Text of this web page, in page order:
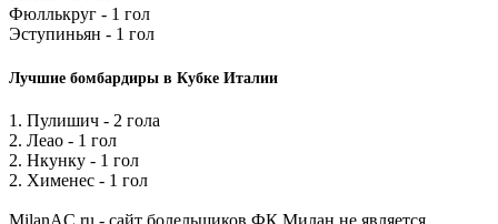
Фюллькруг - 1 гол
Эступиньян - 1 гол
Лучшие бомбардиры в Кубке Италии
1. Пулишич - 2 гола
2. Леао - 1 гол
2. Нкунку - 1 гол
2. Хименес - 1 гол